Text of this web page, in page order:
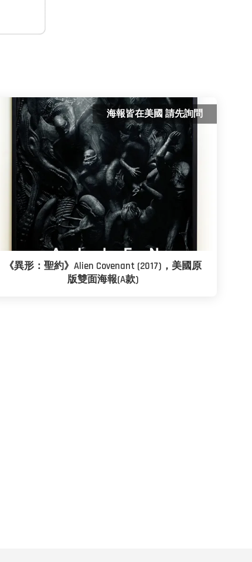
海報皆在美國 請先詢問
《異形：聖約》Alien Covenant (2017)，美國原
版雙面海報(A款)